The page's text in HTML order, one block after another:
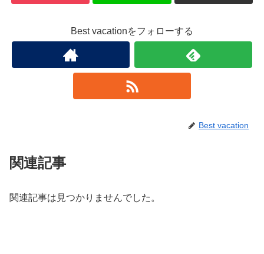
Best vacationをフォローする
Best vacation
関連記事
関連記事は見つかりませんでした。